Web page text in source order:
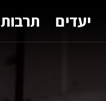
יעדים תרבות